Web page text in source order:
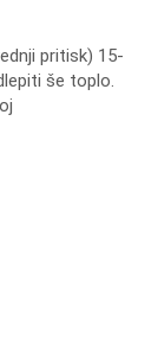
pritisk) 15-
še toplo.